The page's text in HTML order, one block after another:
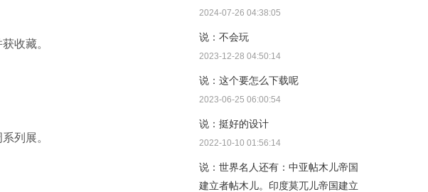
收藏。
系列展。
2024-07-26 04:38:05
说：不会玩
2023-12-28 04:50:14
说：这个要怎么下载呢
2023-06-25 06:00:54
说：挺好的设计
2022-10-10 01:56:14
说：世界名人还有：中亚帖木儿帝国
建立者帖木儿。印度莫兀儿帝国建立